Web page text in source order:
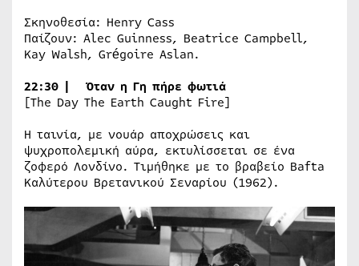
Σκηνοθεσία: Henry Cass
Παίζουν: Alec Guinness, Beatrice Campbell,
Kay Walsh, Grégoire Aslan.
22:30 | Όταν η Γη πήρε φωτιά
[The Day The Earth Caught Fire]
Η ταινία, με νουάρ αποχρώσεις και
ψυχροπολεμική αύρα, εκτυλίσσεται σε ένα
ζοφερό Λονδίνο. Τιμήθηκε με το βραβείο Bafta
Καλύτερου Βρετανικού Σεναρίου (1962).